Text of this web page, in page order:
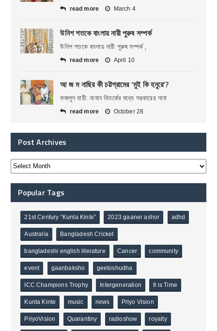
read more March 4
উনিশ শতকে বাংলায় নারী পুরুষ সম্পর্ক
উনিশ শতকে বাংলায় নারী পুরুষ সম্পর্ক ,
read more April 10
আ জ ম নাছির কী চট্টগ্রামের ‘মুই কি হনুরে’?
ফজলুল বারী: নানান বিতর্কের মধ্যে সরকারের নানা
read more October 28
Post Archives
Popular Tags
21st Century “Kunta Kinte” 2023 gaaner ashor adhd
Australia Bangladesh Cricket
bangladeshi english literature Cancer community
event gaanbaksho geetoshudha
ICC Champions Trophy Intergeneration It is Time
Kunta Kinte music news Priyo Vision
PriyoVision Quarantiny radioshow royalty